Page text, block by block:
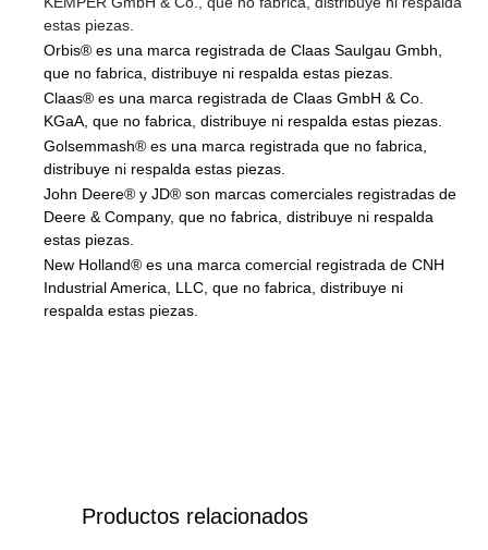
estas piezas.
Orbis® es una marca registrada de Claas Saulgau Gmbh,
que no fabrica, distribuye ni respalda estas piezas.
Claas® es una marca registrada de Claas GmbH & Co.
KGaA, que no fabrica, distribuye ni respalda estas piezas.
Golsemmash® es una marca registrada que no fabrica,
distribuye ni respalda estas piezas.
John Deere® y JD® son marcas comerciales registradas de
Deere & Company, que no fabrica, distribuye ni respalda
estas piezas.
New Holland® es una marca comercial registrada de CNH
Industrial America, LLC, que no fabrica, distribuye ni
respalda estas piezas.
Productos relacionados